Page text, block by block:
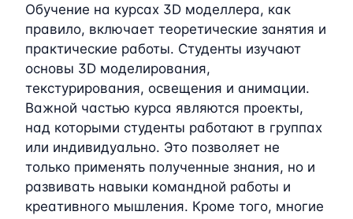
Обучение на курсах 3D моделлера, как
правило, включает теоретические занятия и
практические работы. Студенты изучают
основы 3D моделирования,
текстурирования, освещения и анимации.
Важной частью курса являются проекты,
над которыми студенты работают в группах
или индивидуально. Это позволяет не
только применять полученные знания, но и
развивать навыки командной работы и
креативного мышления. Кроме того, многие